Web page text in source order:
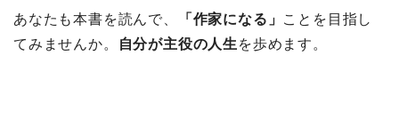
あなたも本書を読んで、 「作家になる」 ことを目指し
てみませんか。
自分が主役の人生 を歩めます。